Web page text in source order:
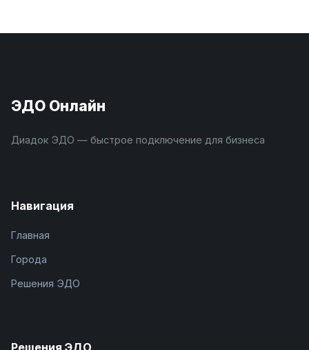
ЭДО Онлайн
Диадок ЭДО — быстрое подключение для бизнеса
Навигация
Главная
Города
Решения ЭДО
Решения ЭДО